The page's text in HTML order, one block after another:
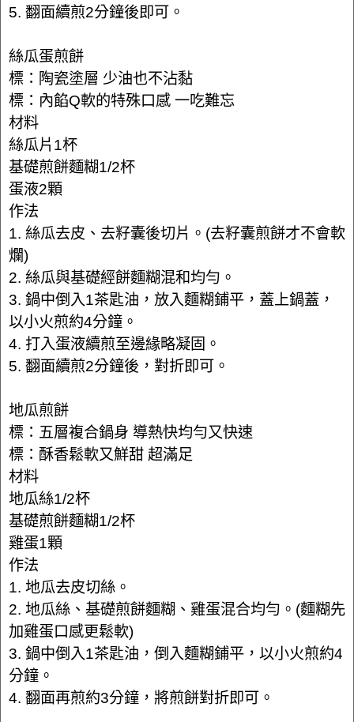
5. 翻面續煎2分鐘後即可。
絲瓜蛋煎餅
標：陶瓷塗層 少油也不沾黏
標：內餡Q軟的特殊口感 一吃難忘
材料
絲瓜片1杯
基礎煎餅麵糊1/2杯
蛋液2顆
作法
1. 絲瓜去皮、去籽囊後切片。(去籽囊煎餅才不會軟
爛)
2. 絲瓜與基礎經餅麵糊混和均勻。
3. 鍋中倒入1茶匙油，放入麵糊鋪平，蓋上鍋蓋，
以小火煎約4分鐘。
4. 打入蛋液續煎至邊緣略凝固。
5. 翻面續煎2分鐘後，對折即可。
地瓜煎餅
標：五層複合鍋身 導熱快均勻又快速
標：酥香鬆軟又鮮甜 超滿足
材料
地瓜絲1/2杯
基礎煎餅麵糊1/2杯
雞蛋1顆
作法
1. 地瓜去皮切絲。
2. 地瓜絲、基礎煎餅麵糊、雞蛋混合均勻。(麵糊先
加雞蛋口感更鬆軟)
3. 鍋中倒入1茶匙油，倒入麵糊鋪平，以小火煎約4
分鐘。
4. 翻面再煎約3分鐘，將煎餅對折即可。